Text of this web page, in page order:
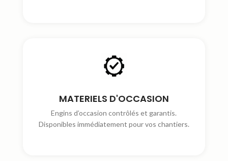
MATERIELS D'OCCASION
Engins d’occasion contrôlés et garantis.
Disponibles immédiatement pour vos chantiers.